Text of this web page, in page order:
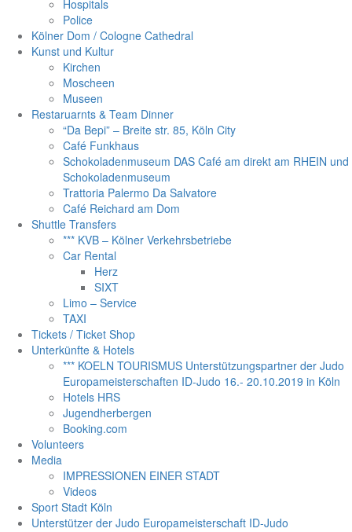
Hospitals
Police
Kölner Dom / Cologne Cathedral
Kunst und Kultur
Kirchen
Moscheen
Museen
Restaruarnts & Team Dinner
“Da Bepi” – Breite str. 85, Köln City
Café Funkhaus
Schokoladenmuseum DAS Café am direkt am RHEIN und
Schokoladenmuseum
Trattoria Palermo Da Salvatore
Café Reichard am Dom
Shuttle Transfers
*** KVB – Kölner Verkehrsbetriebe
Car Rental
Herz
SIXT
Limo – Service
TAXI
Tickets / Ticket Shop
Unterkünfte & Hotels
*** KOELN TOURISMUS Unterstützungspartner der Judo
Europameisterschaften ID-Judo 16.- 20.10.2019 in Köln
Hotels HRS
Jugendherbergen
Booking.com
Volunteers
Media
IMPRESSIONEN EINER STADT
Videos
Sport Stadt Köln
Unterstützer der Judo Europameisterschaft ID-Judo